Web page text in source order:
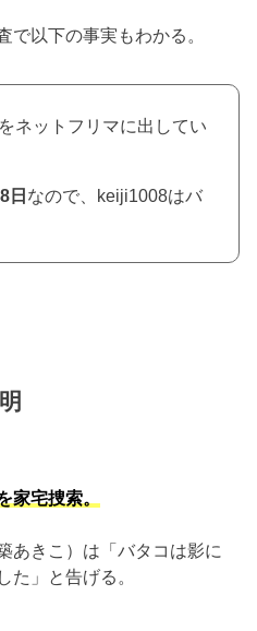
で以下の事実もわかる。
ネットフリマに出してい
日 なので、keiji1008はバ
家宅捜索。
あきこ）は「バタコは影に
た」と告げる。